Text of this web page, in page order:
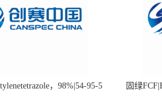
，98%|54-95-5 固绿